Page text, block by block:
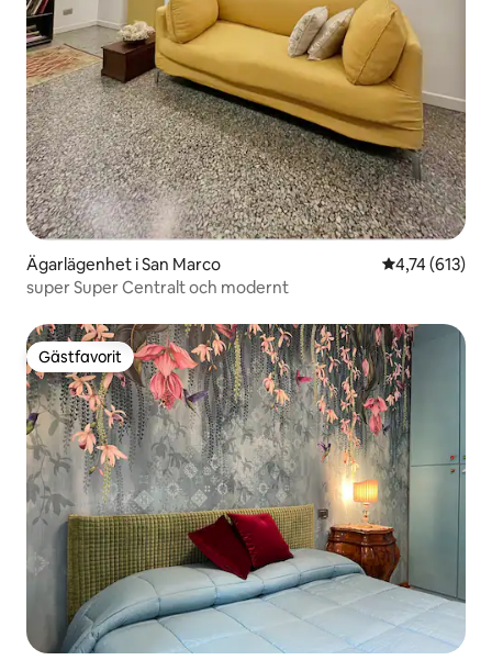
Ägarlägenhet i San Marco 4,74 av 5 i
4,74 (613)
super Super Centralt och modernt
Gästfavorit
Gästfavorit